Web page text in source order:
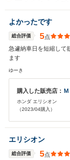
よかったです
総合評価 5点
急遽納車日を短縮して
ます
ゆーき
購入した販売店：
ホンダ エリシオン
（2023/04購入）
エリシオン
総合評価 5点